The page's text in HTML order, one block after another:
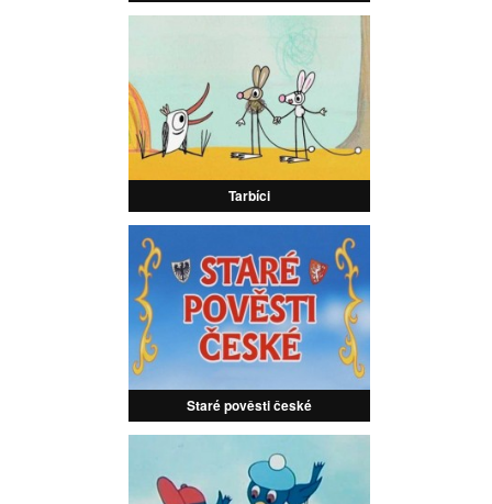
Tarbíci
Staré pověsti české